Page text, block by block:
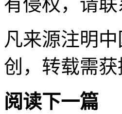
凡来源注明
创，转载需获
阅读下一篇